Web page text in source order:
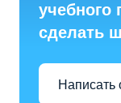
учебного
сделать
Написать